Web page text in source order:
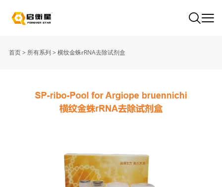
首页> 所有系列 > 横纹金蛛rRNA去除试剂盒